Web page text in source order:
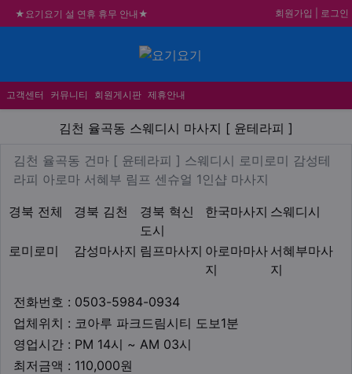
★요기요기 설 연휴 휴무 안내★
불건전한 게시글은 삭제 및 회원탈퇴 됩니다.
합법적이고 건전한 업체와 광고를 제휴합니다.
회원가입 로그인
고객센터 커뮤니티 회원게시판 제휴안내
김천 율곡동 스웨디시 마사지
김천 율곡동 스웨디시 마사지 [ 윤테라피 ]
업체 정보
김천 율곡동 건마 [ 윤테라피 ]
김천 율곡동 건마 [ 윤테라피 ] 스웨디시 로미로미 감성테
라피 아로마 서혜부 림프 센슈얼 1인샵 마사지
경북 전체 경북 김천
경북 혁신
도시
지역1 한국마사지 스웨디시
로미로미 감성마사지 림프마사지 아로마마사
지
서혜부마사
지
테마
전화번호 : 0503-5984-0934업체연락처
업체위치 : 코아루 파크드림시티 도보1분
영업시간 : PM 14시 ~ AM 03시
최저금액 : 110,000원